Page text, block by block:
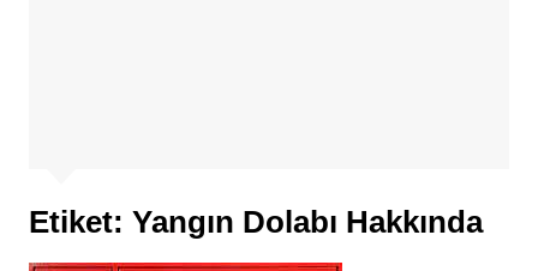
Etiket: Yangın Dolabı Hakkında